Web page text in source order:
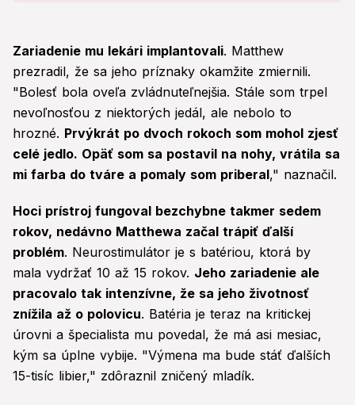
Zariadenie mu lekári implantovali. Matthew
prezradil, že sa jeho príznaky okamžite zmiernili.
"Bolesť bola oveľa zvládnuteľnejšia. Stále som trpel
nevoľnosťou z niektorých jedál, ale nebolo to
hrozné. Prvýkrát po dvoch rokoch som mohol zjesť
celé jedlo. Opäť som sa postavil na nohy, vrátila sa
mi farba do tváre a pomaly som priberal," naznačil.
Hoci prístroj fungoval bezchybne takmer sedem
rokov, nedávno Matthewa začal trápiť ďalší
problém. Neurostimulátor je s batériou, ktorá by
mala vydržať 10 až 15 rokov. Jeho zariadenie ale
pracovalo tak intenzívne, že sa jeho životnosť
znížila až o polovicu. Batéria je teraz na kritickej
úrovni a špecialista mu povedal, že má asi mesiac,
kým sa úplne vybije. "Výmena ma bude stáť ďalších
15-tisíc libier," zdôraznil zničený mladík.